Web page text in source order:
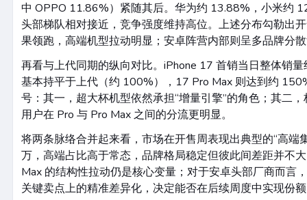
中 OPPO 11.86%）紧随其后。华为约 13.88%，小米约
头部梯队相对接近，竞争强度维持高位。上述分布勾勒出
果领跑，高端机型拉动明显；安卓阵营内部则呈多品牌分
再看与上代同期的纵向对比。iPhone 17 首销当日整体销
基本持平于上代（约 100%），17 Pro Max 则达到约
号：其一，超大杯机型依然承担“增量引擎”的角色；其二
用户在 Pro 与 Pro Max 之间的分流更明显。
将两条脉络合并起来看，市场在开售周表现出典型的“高端
万，高端占比高于常态，品牌格局稳定但彼此间差距并不
Max 的结构性拉动仍是核心变量；对于安卓头部厂商而言
关键卖点上的精准差异化，决定能否在后续周度中实现份